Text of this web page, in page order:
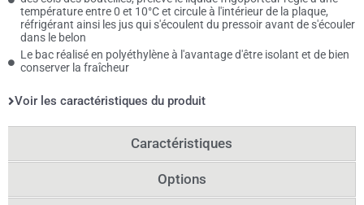
température entre 0 et 10°C et circule à l'intérieur de la plaque,
réfrigérant ainsi les jus qui s'écoulent du pressoir avant de s'écouler
dans le belon
Le bac réalisé en polyéthylène à l'avantage d'être isolant et de bien
conserver la fraîcheur
Voir les caractéristiques du produit
Caractéristiques
Options